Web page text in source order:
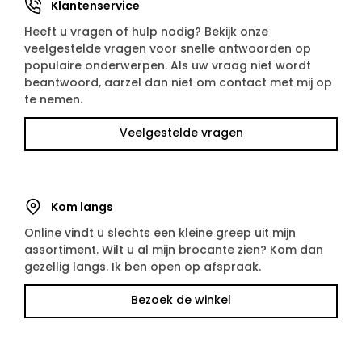
Klantenservice
Heeft u vragen of hulp nodig? Bekijk onze
veelgestelde vragen voor snelle antwoorden op
populaire onderwerpen. Als uw vraag niet wordt
beantwoord, aarzel dan niet om contact met mij op
te nemen.
Veelgestelde vragen
Kom langs
Online vindt u slechts een kleine greep uit mijn
assortiment. Wilt u al mijn brocante zien? Kom dan
gezellig langs. Ik ben open op afspraak.
Bezoek de winkel